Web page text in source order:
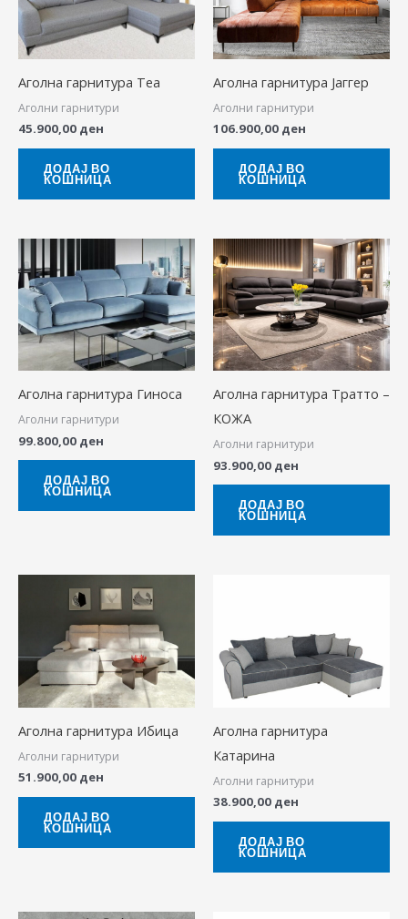
Аголна гарнитура Теа
Аголни гарнитури
45.900,00 ден
ДОДАЈ ВО
КОШНИЦА
Аголна гарнитура Јаггер
Аголни гарнитури
106.900,00 ден
ДОДАЈ ВО
КОШНИЦА
Аголна гарнитура Гиноса
Аголни гарнитури
99.800,00 ден
ДОДАЈ ВО
КОШНИЦА
Аголна гарнитура Тратто –
КОЖА
Аголни гарнитури
93.900,00 ден
ДОДАЈ ВО
КОШНИЦА
Аголна гарнитура Ибица
Аголни гарнитури
51.900,00 ден
ДОДАЈ ВО
КОШНИЦА
Аголна гарнитура
Катарина
Аголни гарнитури
38.900,00 ден
ДОДАЈ ВО
КОШНИЦА